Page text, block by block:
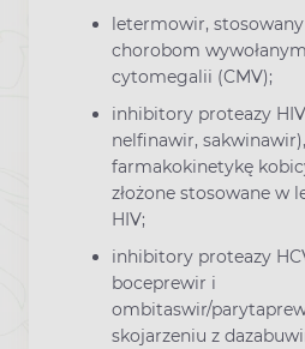
letermowir,
chorobom
cytomegalii (CMV);
inhibitory proteazy
nelfinawir,
farmakokinetykę
złożone stosowane w
HIV;
inhibitory proteazy
boceprewir i
ombitaswir/
skojarzeniu z